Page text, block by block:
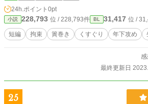
24h.ポイント 0pt
小説 228,793 位 / 228,793件 BL 31,417 位 /
短編 拘束 簀巻き くすぐり 年下攻め
最終更新日
25